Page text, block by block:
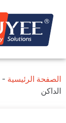
الصفحة الرئيسية -
الداكن